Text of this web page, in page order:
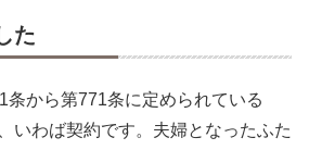
た
条から第771条に定められている
いわば契約です。夫婦となったふた